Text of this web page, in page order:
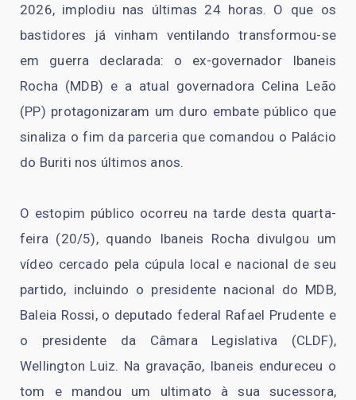
2026, implodiu nas últimas 24 horas. O que os
bastidores já vinham ventilando transformou-se
em guerra declarada: o ex-governador Ibaneis
Rocha (MDB) e a atual governadora Celina Leão
(PP) protagonizaram um duro embate público que
sinaliza o fim da parceria que comandou o Palácio
do Buriti nos últimos anos.
O estopim público ocorreu na tarde desta quarta-
feira (20/5), quando Ibaneis Rocha divulgou um
vídeo cercado pela cúpula local e nacional de seu
partido, incluindo o presidente nacional do MDB,
Baleia Rossi, o deputado federal Rafael Prudente e
o presidente da Câmara Legislativa (CLDF),
Wellington Luiz. Na gravação, Ibaneis endureceu o
tom e mandou um ultimato à sua sucessora,